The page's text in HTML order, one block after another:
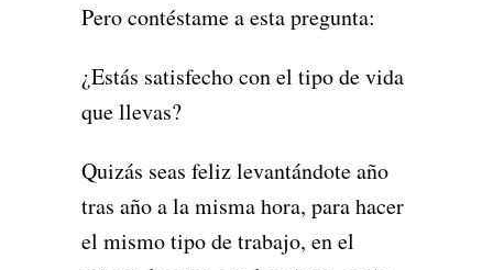
Pero contéstame a esta pregunta:
¿Estás satisfecho con el tipo de vida
que llevas?
Quizás seas feliz levantándote año
tras año a la misma hora, para hacer
el mismo tipo de trabajo, en el